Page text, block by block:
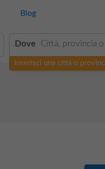
Blog
Dove
Inserisci una città o